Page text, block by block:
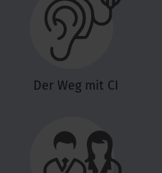
Der Weg mit CI